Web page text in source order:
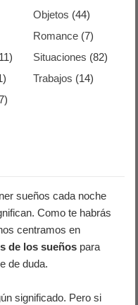
Objetos (44)
Romance(7)
Situaciones (82)
Trabajos (14)
sueños cada noche
Como te habrás
centramos en
de los sueños para
de duda.
significado. Pero si